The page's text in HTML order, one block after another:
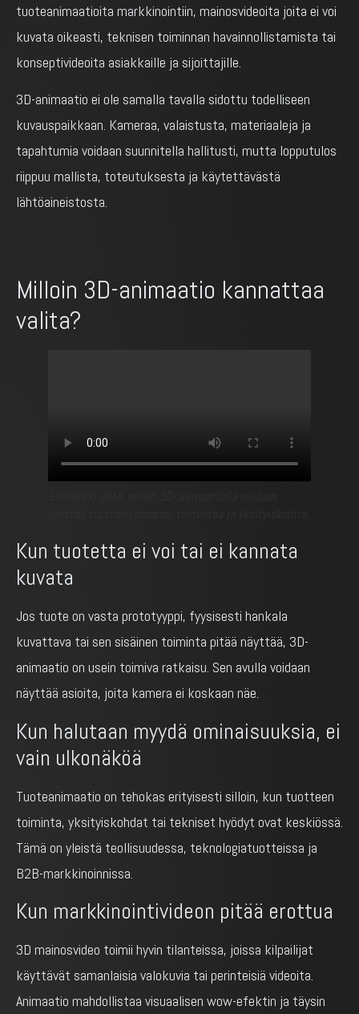
tuoteanimaatioita markkinointiin, mainosvideoita joita ei voi
kuvata oikeasti, teknisen toiminnan havainnollistamista tai
konseptivideoita asiakkaille ja sijoittajille.
3D-animaatio ei ole samalla tavalla sidottu todelliseen
kuvauspaikkaan. Kameraa, valaistusta, materiaaleja ja
tapahtumia voidaan suunnitella hallitusti, mutta lopputulos
riippuu mallista, toteutuksesta ja käytettävästä
lähtöaineistosta.
Milloin 3D-animaatio kannattaa
valita?
Kun tuotetta ei voi tai ei kannata
kuvata
Jos tuote on vasta prototyyppi, fyysisesti hankala
kuvattava tai sen sisäinen toiminta pitää näyttää, 3D-
animaatio on usein toimiva ratkaisu. Sen avulla voidaan
näyttää asioita, joita kamera ei koskaan näe.
Kun halutaan myydä ominaisuuksia, ei
vain ulkonäköä
Tuoteanimaatio on tehokas erityisesti silloin, kun tuotteen
toiminta, yksityiskohdat tai tekniset hyödyt ovat keskiössä.
Tämä on yleistä teollisuudessa, teknologiatuotteissa ja
B2B-markkinoinnissa.
Kun markkinointivideon pitää erottua
3D mainosvideo toimii hyvin tilanteissa, joissa kilpailijat
käyttävät samanlaisia valokuvia tai perinteisiä videoita.
Animaatio mahdollistaa visuaalisen wow-efektin ja täysin